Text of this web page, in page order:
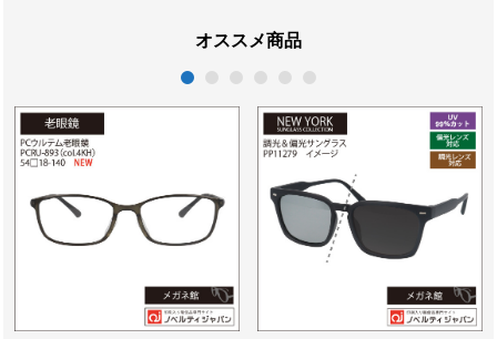
オススメ商品
1 2 3 4 5 6